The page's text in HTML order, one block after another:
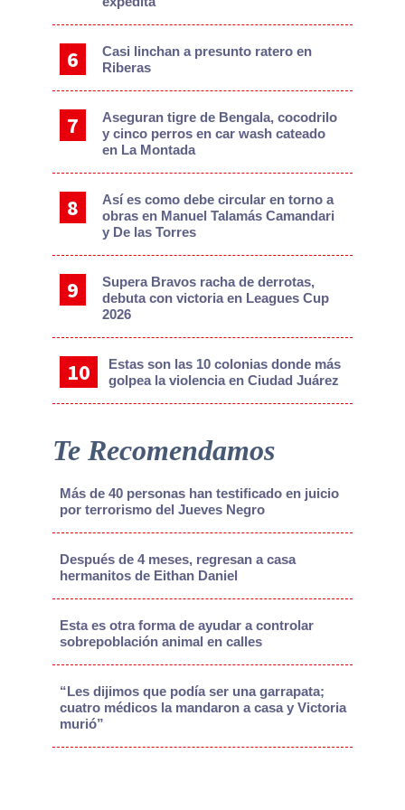
Casi linchan a presunto ratero en
Riberas
Aseguran tigre de Bengala, cocodrilo
y cinco perros en car wash cateado
en La Montada
Así es como debe circular en torno a
obras en Manuel Talamás Camandari
y De las Torres
Supera Bravos racha de derrotas,
debuta con victoria en Leagues Cup
2026
Estas son las 10 colonias donde más
golpea la violencia en Ciudad Juárez
Te Recomendamos
Más de 40 personas han testificado en juicio
por terrorismo del Jueves Negro
Después de 4 meses, regresan a casa
hermanitos de Eithan Daniel
Esta es otra forma de ayudar a controlar
sobrepoblación animal en calles
“Les dijimos que podía ser una garrapata;
cuatro médicos la mandaron a casa y Victoria
murió”